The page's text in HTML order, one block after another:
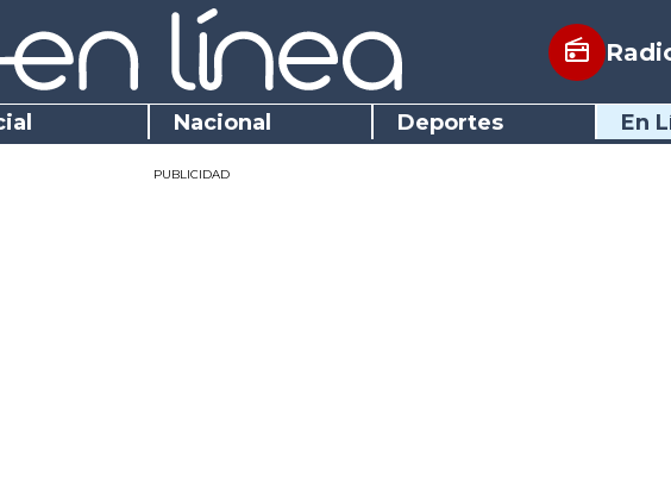
Nacional Deportes En
PUBLICIDAD